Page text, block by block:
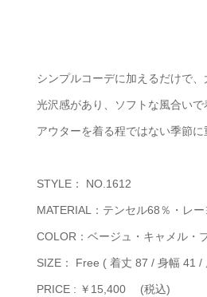
シンプルコーデに加えるだけで
光沢感があり、ソフトな風合いで
アウターを着る程ではない季節
STYLE： NO.1612
MATERIAL：テンセル68％・レー
COLOR：ベージュ・キャメル・
SIZE： Free ( 着丈 87 / 身幅 41
PRICE : ￥15,400 (税込)